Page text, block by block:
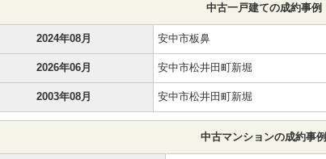
中古一戸建ての成約事例
2024年08月 安中市板鼻
2026年06月 安中市松井田町新堀
2003年08月 安中市松井田町新堀
中古マンションの成約事例